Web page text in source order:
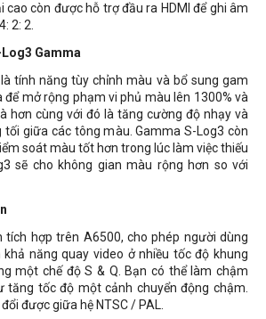
cao còn được hỗ trợ đầu ra HDMI để ghi âm
2: 2.
Gamma
tính năng tùy chỉnh màu và bổ sung gam
để mở rộng phạm vi phủ màu lên 1300% và
hơn cùng với đó là tăng cường độ nhạy và
giữa các tông màu. Gamma S-Log3 còn
soát màu tốt hơn trong lúc làm việc thiếu
sẽ cho không gian màu rộng hơn so với
tích hợp trên A6500, cho phép người dùng
khả năng quay video ở nhiều tốc độ khung
một chế độ S & Q. Bạn có thể làm chậm
tăng tốc độ một cảnh chuyển động chậm.
được giữa hệ NTSC / PAL.